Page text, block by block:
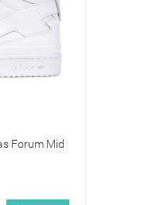
Forum Mid